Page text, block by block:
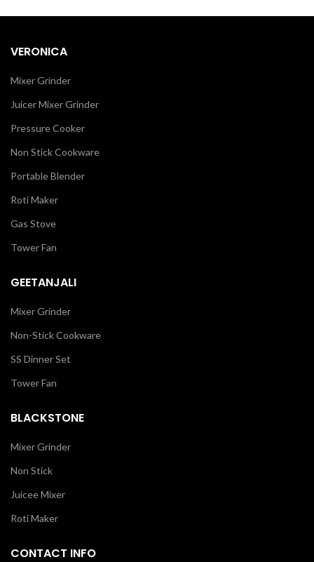
VERONICA
Mixer Grinder
Juicer Mixer Grinder
Pressure Cooker
Non Stick Cookware
Portable Blender
Roti Maker
Gas Stove
Tower Fan
GEETANJALI
Mixer Grinder
Non-Stick Cookware
SS Dinner Set
Tower Fan
BLACKSTONE
Mixer Grinder
Non Stick
Juicee Mixer
Roti Maker
CONTACT INFO